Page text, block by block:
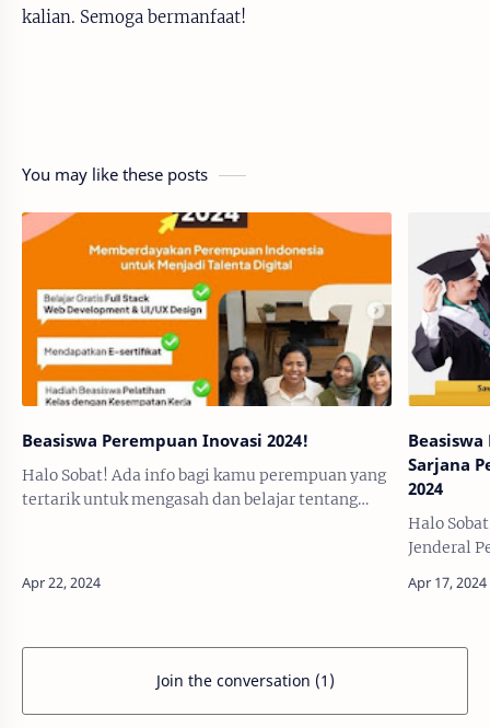
kalian. Semoga bermanfaat!
You may like these posts
Beasiswa Perempuan Inovasi 2024!
Halo Sobat! Ada info bagi kamu perempuan yang
tertarik untuk mengasah dan belajar tentang
Sarjana
2024
Halo
Jenderal
Join the conversation (1)